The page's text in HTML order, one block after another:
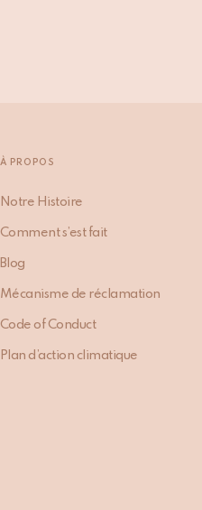
À PROPOS
Notre Histoire
Comment s’est fait
Blog
Mécanisme de réclamation
Code of Conduct
Plan d’action climatique